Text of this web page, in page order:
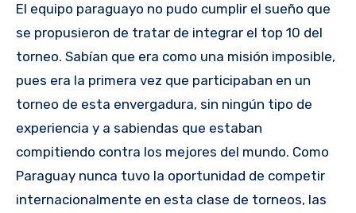
El equipo paraguayo no pudo cumplir el sueño que
se propusieron de tratar de integrar el top 10 del
torneo. Sabían que era como una misión imposible,
pues era la primera vez que participaban en un
torneo de esta envergadura, sin ningún tipo de
experiencia y a sabiendas que estaban
compitiendo contra los mejores del mundo. Como
Paraguay nunca tuvo la oportunidad de competir
internacionalmente en esta clase de torneos, las